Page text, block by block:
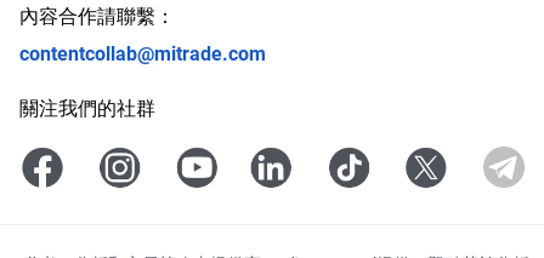
內容合作請聯繫：
contentcollab@mitrade.com
關注我們的社群